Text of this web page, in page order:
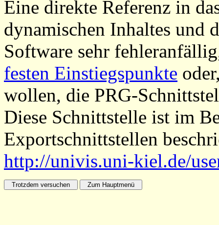
Eine direkte Referenz in
dynamischen Inhaltes und
Software sehr
festen Einstiegspunkte
wollen, die PRG-
Diese Schnittstelle ist im
Exportschnittstellen
http://univis.uni-kiel.de/